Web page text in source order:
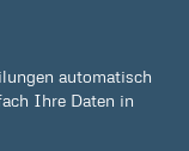
automatisch
Ihre Daten in